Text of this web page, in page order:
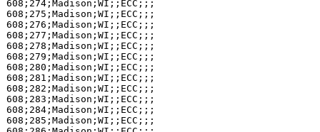
608;274;Madison;WI;;ECC;;;
608;275;Madison;WI;;ECC;;;
608;276;Madison;WI;;ECC;;;
608;277;Madison;WI;;ECC;;;
608;278;Madison;WI;;ECC;;;
608;279;Madison;WI;;ECC;;;
608;280;Madison;WI;;ECC;;;
608;281;Madison;WI;;ECC;;;
608;282;Madison;WI;;ECC;;;
608;283;Madison;WI;;ECC;;;
608;284;Madison;WI;;ECC;;;
608;285;Madison;WI;;ECC;;;